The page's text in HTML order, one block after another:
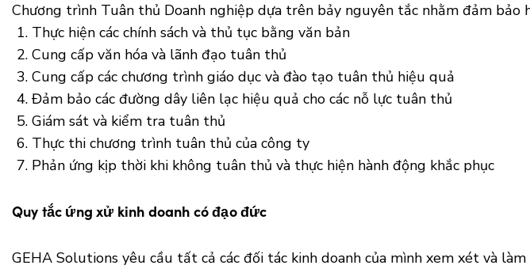
Chương trình Tuân thủ Doanh nghiệp dựa trên bảy nguyên tắc nhằm đảm bảo
Thực hiện các chính sách và thủ tục bằng văn bản
Cung cấp văn hóa và lãnh đạo tuân thủ
Cung cấp các chương trình giáo dục và đào tạo tuân thủ hiệu quả
Đảm bảo các đường dây liên lạc hiệu quả cho các nỗ lực tuân thủ
Giám sát và kiểm tra tuân thủ
Thực thi chương trình tuân thủ của công ty
Phản ứng kịp thời khi không tuân thủ và thực hiện hành động khắc phục
Quy tắc ứng xử kinh doanh có đạo đức
GEHA Solutions yêu cầu tất cả các đối tác kinh doanh của mình xem xét và